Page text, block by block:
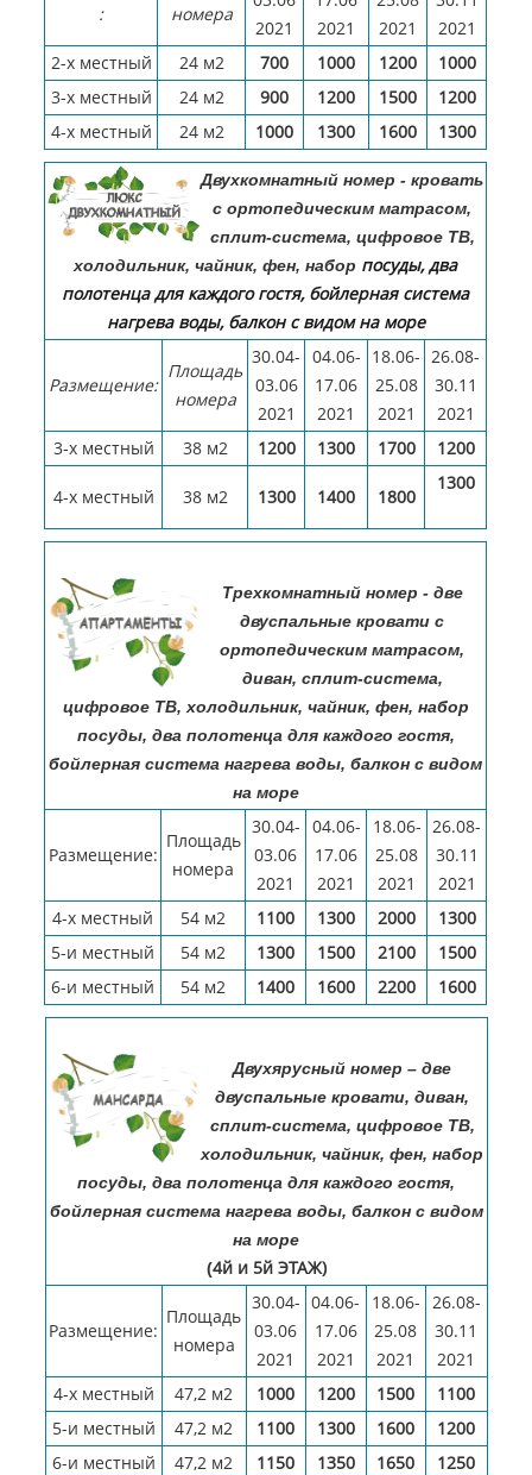
: номера
2021
​2021
2021
2021
2-х местный
24 м2 700 1000 1200
1000
3-х местный
24 м2 900 1200 1500
1200
4-х местный
24 м2 1000 1300 1600 1300
Двухкомнатный номер - кровать
с ортопедическим матрасом,
сплит-система, цифровое ТВ,
холодильник, чайник, фен, набор посуды, два
полотенца для каждого гостя, бойлерная система
нагрева воды, балкон с видом на море
Размещение:
Площадь
номера
30.04-
03.06
2021
04.06-
17.06
​2021
18.06-
25.08
2021
26.08-
30.11
2021
3-х местный
38 м2 1200 1300 1700 1200
4-х местный 38 м2 1300 1400 1800
1300
Трехкомнатный номер - две
двуспальные кровати с
ортопедическим матрасом,
диван, сплит-система,
цифровое ТВ, холодильник, чайник, фен, набор
посуды, два полотенца для каждого гостя,
бойлерная система нагрева воды, балкон с видом
на море
Размещение:
Площадь
номера
30.04-
03.06
2021
04.06-
17.06
2021
18.06-
25.08
2021
26.08-
30.11
2021
4-х местный
54 м2 1100 1300 2000
1300
5-и местный
54 м2 1300 1500 2100
1500
6-и местный
54 м2 1400 1600 2200 1600
Двухярусный номер – две
двуспальные кровати, диван,
сплит-система, цифровое ТВ,
холодильник, чайник, фен, набор
посуды, два полотенца для каждого гостя,
бойлерная система нагрева воды, балкон с видом
на море
(4й и 5й ЭТАЖ)
Размещение:
Площадь
номера
30.04-
03.06
2021
04.06-
17.06
2021
18.06-
25.08
2021
26.08-
30.11
2021
4-х местный
47,2 м2 1000 1200 1500
1100
5-и местный
47,2 м2 1100 1300 1600
1200
6-и местный
47,2 м2 1150 1350 1650 1250